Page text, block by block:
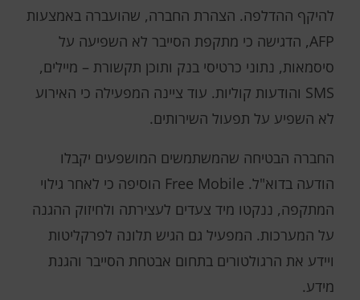
להיקף ההדלפה. הצהרת החברה, שהועברה באמצעות
AFP, הדגישה כי מתקפת הסייבר לא השפיעה על
סיסמאות, נתוני כרטיסי בנק ותוכן תקשורת – מיילים,
SMS והודעות קוליות. עוד ציינה המפעילה כי האירוע
לא השפיע על תפעול השירותים.
החברה הבטיחה שהמשתמשים המושפעים יקבלו
הודעה בדוא"ל. Free Mobile הוסיפה כי לאחר גילוי
המתקפה, ננקטו מיד צעדים לעצירתה ולחיזוק ההגנה
על המערכות. המפעיל גם הגיש תלונה לפרקליטות
ויידע את הרגולטורים בתחום אבטחת הסייבר והגנת
מידע.